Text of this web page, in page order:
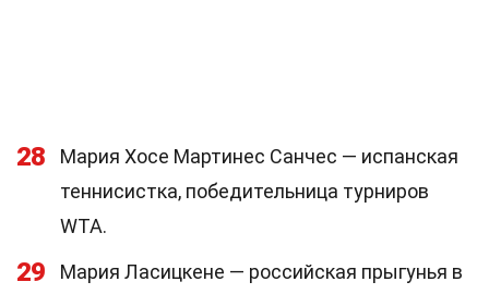
28
Мария Хосе Мартинес Санчес — испанская
теннисистка, победительница турниров
WTA.
29
Мария Ласицкене — российская прыгунья в